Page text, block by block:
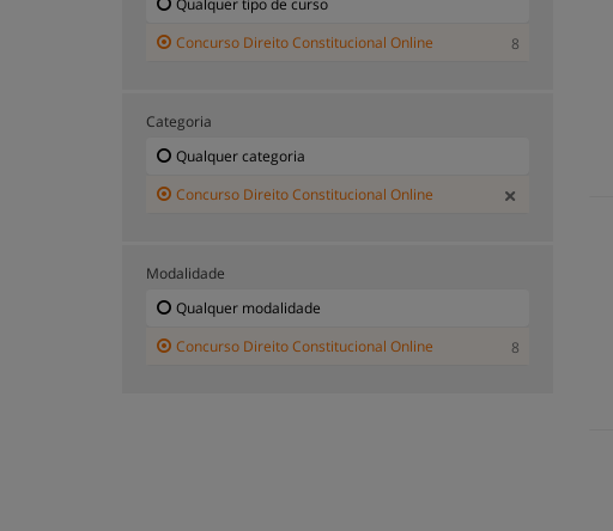
Qualquer tipo de curso
Concurso Direito Constitucional Online
8
Categoria
Qualquer categoria
Concurso Direito Constitucional Online
Modalidade
Qualquer modalidade
Concurso Direito Constitucional Online
8